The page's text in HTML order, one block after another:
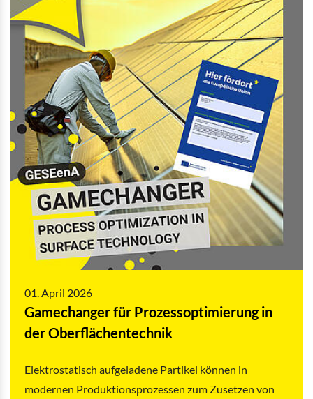
01. April 2026
Gamechanger für Prozessoptimierung in
der Oberflächentechnik
Elektrostatisch aufgeladene Partikel können in
modernen Produktionsprozessen zum Zusetzen von